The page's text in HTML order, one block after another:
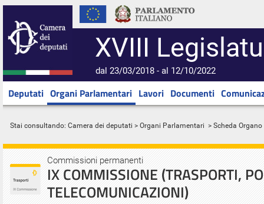
XVIII
dal 23/03/2018 - al 12/10/2022
Deputati Organi Parlamentari Lavori Documenti
Stai consultando: Camera dei deputati > Organi Parlamentari > Scheda Organo
Commissioni permanenti
IX COMMISSIONE (TRASPORTI,
TELECOMUNICAZIONI)